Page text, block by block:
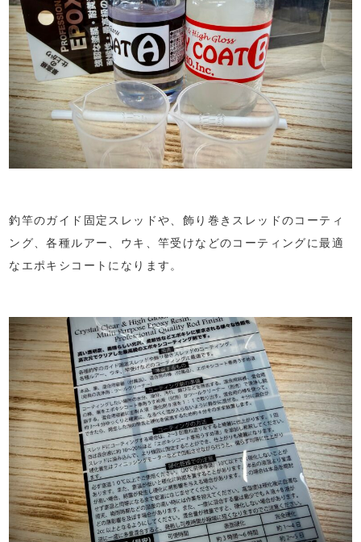
釣竿のガイド固定スレッドや、飾り巻きスレッドのコーティ
ング、各種ルアー、ウキ、竿受けなどのコーティングに最適
なエポキシコートになります。